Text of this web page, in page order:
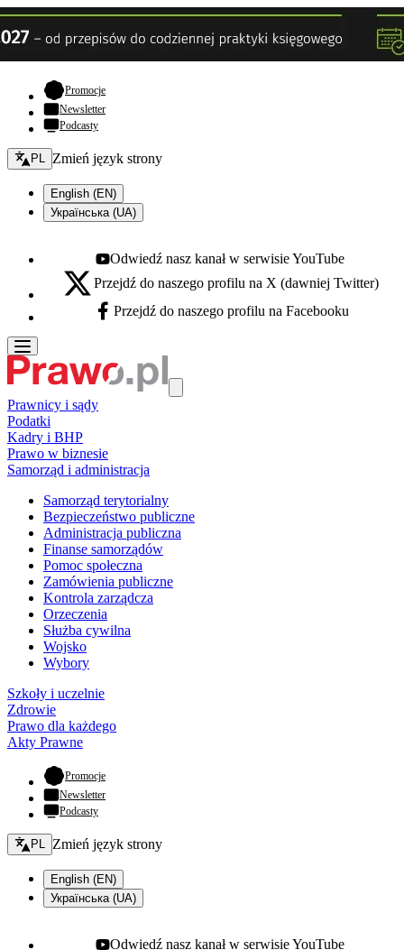
Promocje- otwiera się w nowej karcie
Newsletter
Podcasty
Zmień język - bieżący:
PL Zmień język strony
English (EN)
Українська (UA)
Youtube - otwiera się w nowej karcie
Odwiedź nasz kanał w serwisie YouTube
X - otwiera się w nowej karcie
Przejdź do naszego profilu na X (dawniej Twitter)
Facebook - otwiera się w nowej karcie
Przejdź do naszego profilu na Facebooku
Prawnicy i sądy
Podatki
Kadry i BHP
Prawo w biznesie
Samorząd i administracja
Samorząd terytorialny
Bezpieczeństwo publiczne
Administracja publiczna
Finanse samorządów
Pomoc społeczna
Zamówienia publiczne
Kontrola zarządcza
Orzeczenia
Służba cywilna
Wojsko
Wybory
Szkoły i uczelnie
Zdrowie
Prawo dla każdego
Akty Prawne
Promocje- otwiera się w nowej karcie
Newsletter
Podcasty
Zmień język - bieżący:
PL Zmień język strony
English (EN)
Українська (UA)
Odwiedź nasz kanał w serwisie YouTube